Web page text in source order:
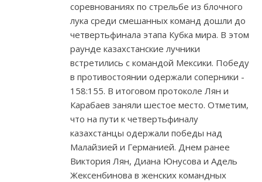
соревнованиях по стрельбе из блочного
лука среди смешанных команд дошли до
четвертьфинала этапа Кубка мира. В этом
раунде казахстанские лучники
встретились с командой Мексики. Победу
в противостоянии одержали соперники -
158:155. В итоговом протоколе Лян и
Карабаев заняли шестое место. Отметим,
что на пути к четвертьфиналу
казахстанцы одержали победы над
Малайзией и Германией. Днем ранее
Виктория Лян, Диана Юнусова и Адель
Жексенбинова в женских командных